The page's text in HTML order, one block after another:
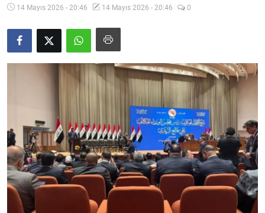
Galeri
Arşiv
İletişim
Türkçe Kurdi
14 Mayıs 2026 - 20:46 14 Mayıs 2026 - 20:46 0